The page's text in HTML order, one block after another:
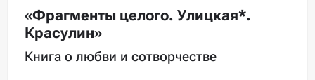
«Фрагменты целого. Улицкая*.
Красулин»
Книга о любви и сотворчестве